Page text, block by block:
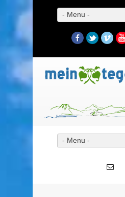
- Menu -
Facebook
Twitter
- Menu -